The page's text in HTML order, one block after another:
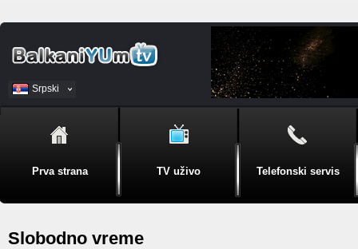
Srpski
BiH
Prva strana TV uživo Telefonski servis
Slobodno vreme